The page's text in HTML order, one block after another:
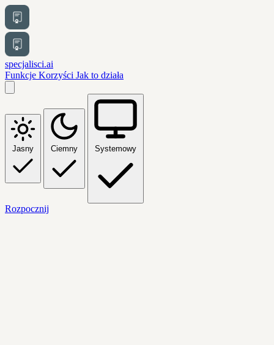
specjalisci.ai
Funkcje Korzyści Jak to działa
Jasny Ciemny Systemowy
Rozpocznij